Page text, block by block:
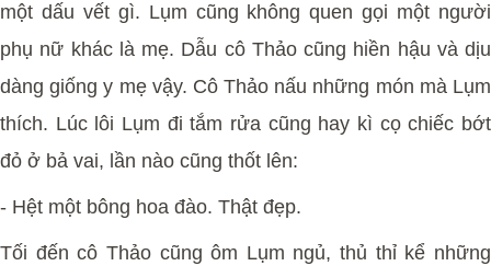
một dấu vết gì. Lụm cũng không quen gọi một người
phụ nữ khác là mẹ. Dẫu cô Thảo cũng hiền hậu và dịu
dàng giống y mẹ vậy. Cô Thảo nấu những món mà Lụm
thích. Lúc lôi Lụm đi tắm rửa cũng hay kì cọ chiếc bớt
đỏ ở bả vai, lần nào cũng thốt lên:
- Hệt một bông hoa đào. Thật đẹp.
Tối đến cô Thảo cũng ôm Lụm ngủ, thủ thỉ kể những